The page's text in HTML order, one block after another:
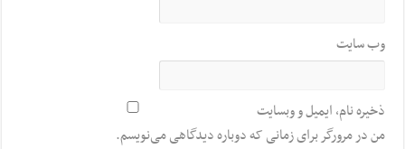
وب‌ سایت
ذخیره نام، ایمیل و وبسایت
من در مرورگر برای زمانی که دوباره دیدگاهی می‌نویسم.